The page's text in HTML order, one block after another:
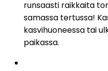
runsaasti raikkaita
samassa tertussa!
kasvihuoneessa tai
paikassa.